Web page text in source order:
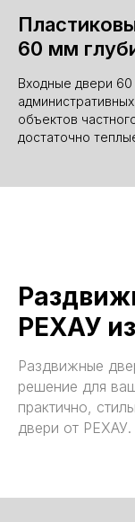
60 мм
Входные двери
объектов
достаточно
РЕХАУ
Раздвижные
решение для
практично,
двери от РЕХАУ.